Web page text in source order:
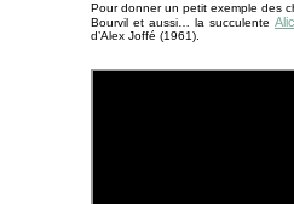
Pour donner un petit exemple des
Bourvil et aussi… la succulente
d’Alex Joffé (1961).